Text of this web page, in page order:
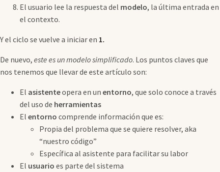
El usuario lee la respuesta del modelo, la última entrada en
el contexto.
Y el ciclo se vuelve a iniciar en 1.
De nuevo, este es un modelo simplificado. Los puntos claves que
nos tenemos que llevar de este artículo son:
El asistenteopera en un entorno, que solo conoce a través
del uso de herramientas
El entorno comprende información que es:
Propia del problema que se quiere resolver, aka
“nuestro código”
Específica al asistente para facilitar su labor
El usuario es parte del sistema